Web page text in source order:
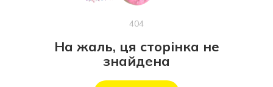
404
На жаль, ця сторінка не
знайдена